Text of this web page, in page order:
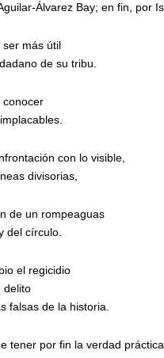
Álvarez Bay; en fin, por
ser más útil
de su tribu.
conocer
con lo visible,
divisorias,
de un rompeaguas
del círculo.
el regicidio
delito
falsas de la historia.
tener por fin la verdad práctica.